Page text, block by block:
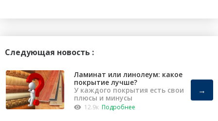
Следующая новость :
Ламинат или линолеум: какое
покрытие лучше?
У каждого покрытия есть свои
плюсы и минусы
12.9к Подробнее
→